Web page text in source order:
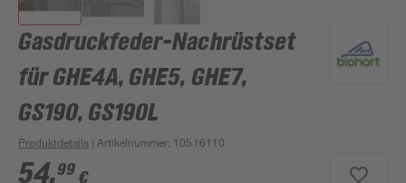
Gasdruckfeder-Nachrüstset
für GHE4A, GHE5, GHE7,
GS190, GS190L
Produktdetails | Artikelnummer: 10516110
54,99 €